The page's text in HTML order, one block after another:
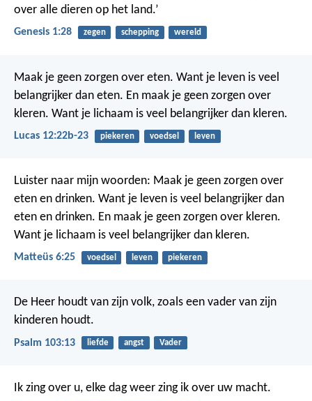
over alle dieren op het land.’
Genesis 1:28 zegen schepping wereld
Maak je geen zorgen over eten. Want je leven is veel
belangrijker dan eten. En maak je geen zorgen over
kleren. Want je lichaam is veel belangrijker dan kleren.
Lucas 12:22b-23 piekeren voedsel leven
Luister naar mijn woorden: Maak je geen zorgen over
eten en drinken. Want je leven is veel belangrijker dan
eten en drinken. En maak je geen zorgen over kleren.
Want je lichaam is veel belangrijker dan kleren.
Matteüs 6:25 voedsel leven piekeren
De Heer houdt van zijn volk, zoals een vader van zijn
kinderen houdt.
Psalm 103:13 liefde angst Vader
Ik zing over u, elke dag weer zing ik over uw macht.